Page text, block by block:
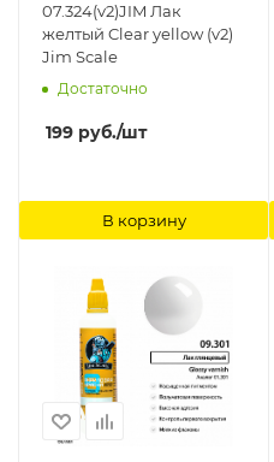
07.324(v2)JIM Лак
желтый Clear yellow (v2)
Jim Scale
Достаточно
199 руб./шт
В корзину